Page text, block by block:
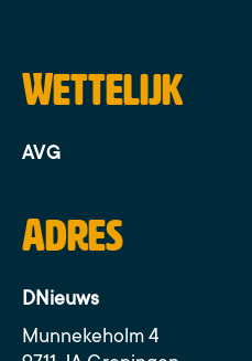
Wettelijk
AVG
Adres
DNieuws
Munnekeholm 4